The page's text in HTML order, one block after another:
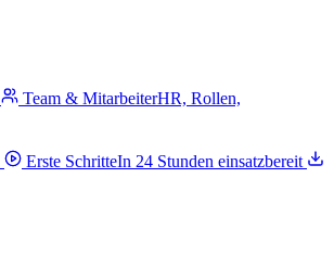
Team & MitarbeiterHR, Rollen,
Erste SchritteIn 24 Stunden einsatzbereit